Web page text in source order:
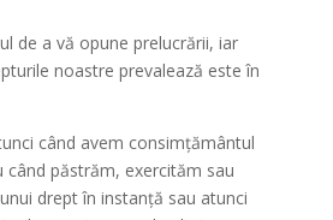
de a vă opune prelucrării, iar
noastre prevalează este în
când avem consimțământul
când păstrăm, exercităm sau
drept în instanță sau atunci